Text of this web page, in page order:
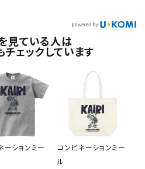
見ている人は
ェックしています
ーションミー
コンビネーションミー
ル